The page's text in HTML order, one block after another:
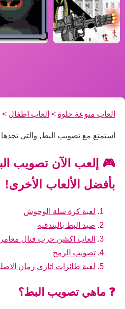
ألعاب منوعة حلوة > ألعاب اطفال >
استمتع مع تصويب البط, والتي
🎮 إلعب الآن تصويب
بأفضل الألعاب الأخرى!
لعبة كرة سلة الوحوش
صيد البط بالبندقية
العاب اكشن حرب قتال
تصويب الرمح
لعبة طائرات اتارى زمان
❓ ماهي تصويب البط؟